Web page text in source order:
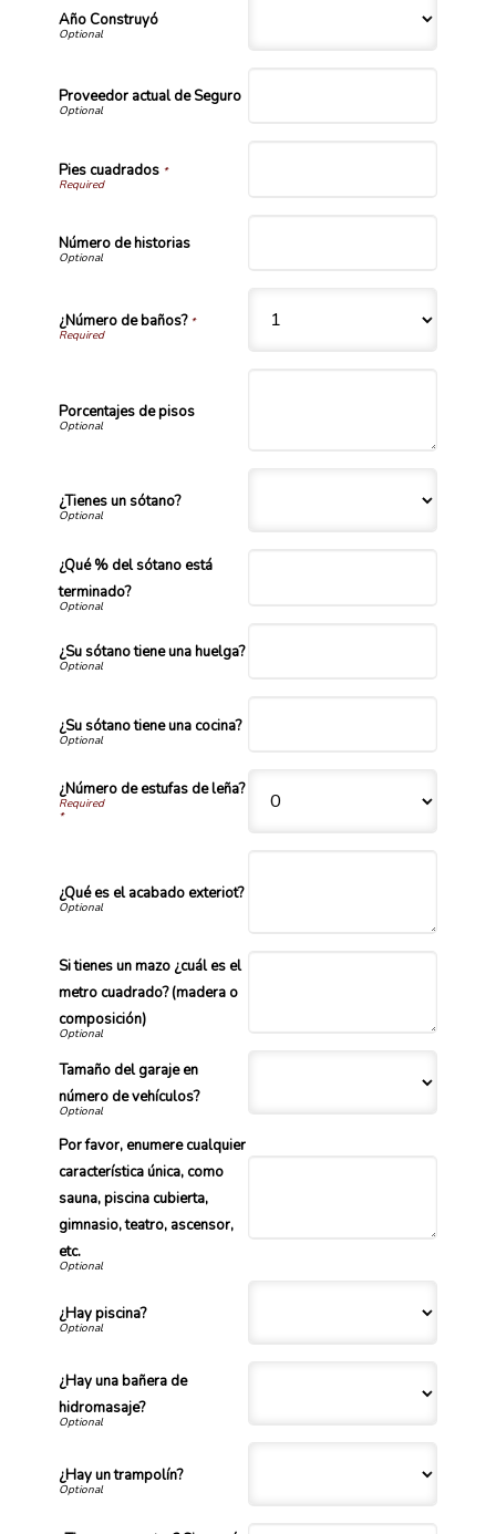
Año Construyó
Proveedor actual de Seguro
Pies cuadrados *
Número de historias
¿Número de baños?*
Porcentajes de pisos
¿Tienes un sótano?
¿Qué % del sótano está
terminado?
¿Su sótano tiene una huelga?
¿Su sótano tiene una cocina?
¿Número de estufas de leña?
*
¿Qué es el acabado exteriot?
Si tienes un mazo ¿cuál es el
metro cuadrado? (madera o
composición)
Tamaño del garaje en
número de vehículos?
Por favor, enumere cualquier
característica única, como
sauna, piscina cubierta,
gimnasio, teatro, ascensor,
etc.
¿Hay piscina?
¿Hay una bañera de
hidromasaje?
¿Hay un trampolín?